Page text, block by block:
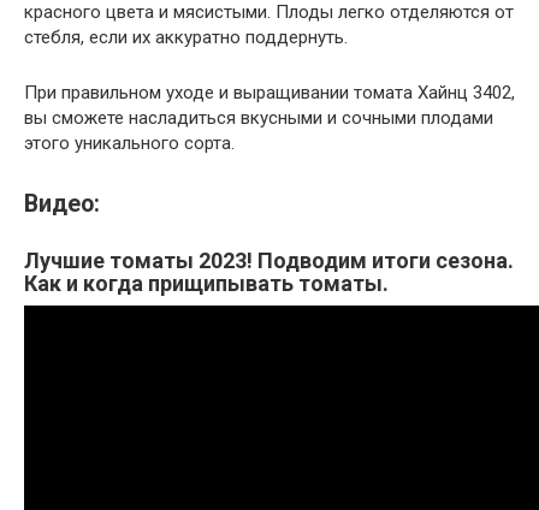
красного цвета и мясистыми. Плоды легко отделяются от
стебля, если их аккуратно поддернуть.
При правильном уходе и выращивании томата Хайнц 3402,
вы сможете насладиться вкусными и сочными плодами
этого уникального сорта.
Видео:
Лучшие томаты 2023! Подводим итоги сезона.
Как и когда прищипывать томаты.